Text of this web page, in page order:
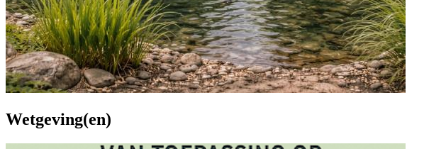
Wetgeving(en)